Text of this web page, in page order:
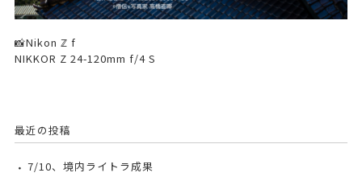
📸Nikon ℤ f
NIKKOR Z 24-120mm f/4 S
最近の投稿
7/10、境内ライトラ成果